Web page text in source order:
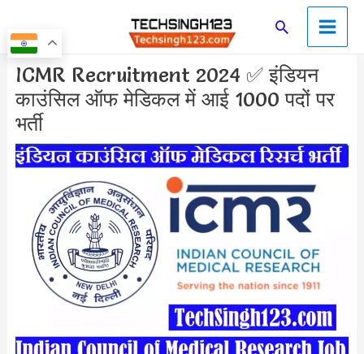
to
content
SearchMain
Menu
ICMR Recruitment 2024 ✅ इंडियन
काउंसिल ऑफ मेडिकल में आई 1000 पदों पर
भर्ती
Post
navigation